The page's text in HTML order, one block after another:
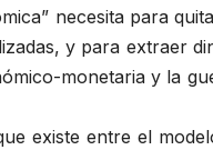
necesita para
y para extraer
monetaria y la
existe entre el